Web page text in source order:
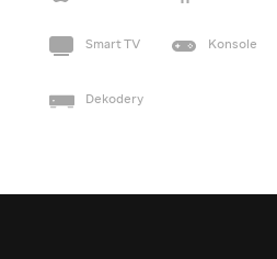
Smart TV Konsole
Dekodery